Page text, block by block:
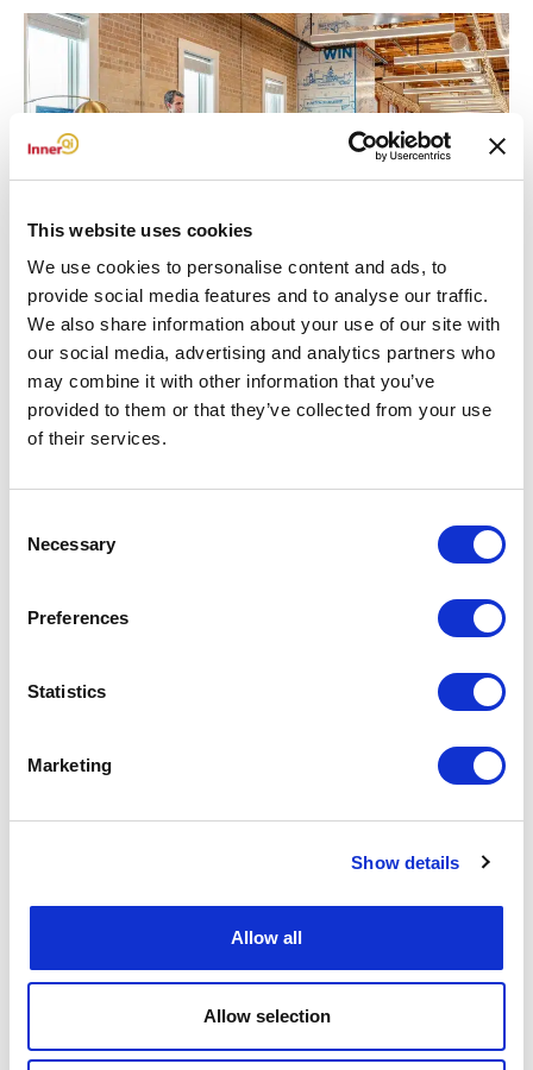
This website uses cookies
We use cookies to personalise content and ads, to
provide social media features and to analyse our traffic.
We also share information about your use of our site with
our social media, advertising and analytics partners who
may combine it with other information that you’ve
provided to them or that they’ve collected from your use
of their services.
Selection
Necessary
Preferences
Statistics
Marketing
Show details
Allow all
Allow selection
Dan ben je bij ons aan het juiste adres
Op deze site vind je meer informatie over wat InnerQi voor
je kan betekenen.
Wat is er allemaal voor
Enthousiaste ervaringen van deelnemers
bieden?
training en/of begeleiding bij je en bij je vraag past.
Teambuilding en -ontwikkeling
samenwerken voor het beste
Leiding geven enleiderschapsontwikkeling;de beste leider, de
communiceer authentiek en
kennismakingsgesprek